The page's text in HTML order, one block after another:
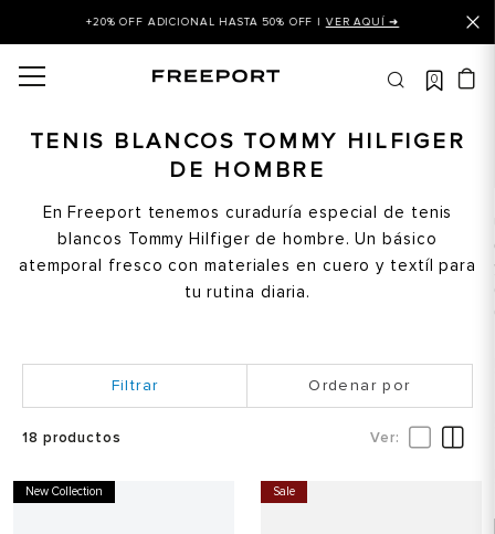
+20% OFF ADICIONAL HASTA 50% OFF | VER AQUÍ ➜
0
TENIS BLANCOS TOMMY HILFIGER
DE HOMBRE
En Freeport tenemos curaduría especial de tenis
blancos Tommy Hilfiger de hombre. Un básico
atemporal fresco con materiales en cuero y textíl para
tu rutina diaria.
Ordenar por
18 productos
New Collection Sale
balance
balance 327
klein
balance 574
mujer